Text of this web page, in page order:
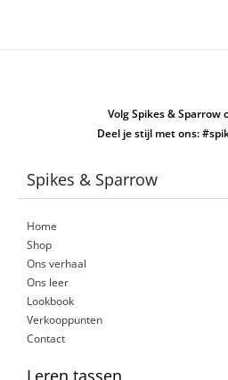
Volg Spikes & Sparrow
Deel je stijl met ons:
Spikes & Sparrow
Home
Shop
Ons verhaal
Ons leer
Lookbook
Verkooppunten
Contact
Leren tassen